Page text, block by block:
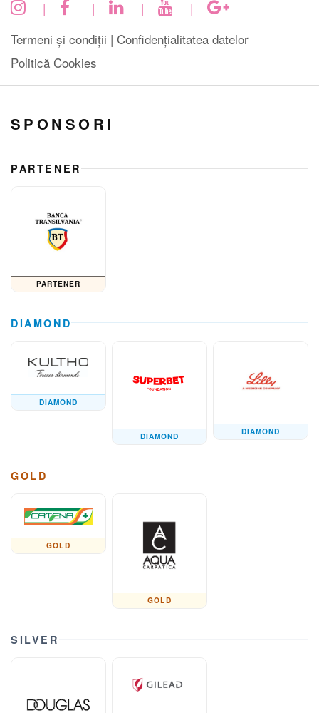
| | |
|
Termeni și condiții | Confidențialitatea datelor
Politică Cookies
SPONSORI
PARTENER
PARTENER
DIAMOND
DIAMOND
DIAMOND
DIAMOND
GOLD
GOLD
GOLD
SILVER